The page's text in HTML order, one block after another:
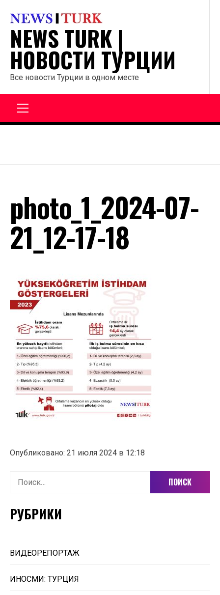
содержанию
NEWS TURK |
НОВОСТИ ТУРЦИИ
Все новости Турции в одном месте
photo_1_2024-07-
21_12-17-18
Опубликовано: 21 июля 2024 в 12:18
Найти:
РУБРИКИ
ВИДЕОРЕПОРТАЖ
ИНОСМИ: ТУРЦИЯ